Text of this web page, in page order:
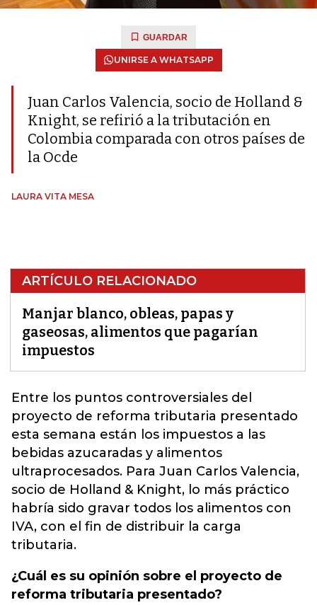
GUARDAR
UNIRSE A WHATSAPP
Juan Carlos Valencia, socio de Holland &
Knight, se refirió a la tributación en
Colombia comparada con otros países de
la Ocde
LAURA VITA MESA
ARTÍCULO RELACIONADO
Manjar blanco, obleas, papas y
gaseosas, alimentos que pagarían
impuestos
Entre los puntos controversiales del
proyecto de reforma tributaria presentado
esta semana están los impuestos a las
bebidas azucaradas y alimentos
ultraprocesados. Para Juan Carlos Valencia,
socio de Holland & Knight, lo más práctico
habría sido gravar todos los alimentos con
IVA, con el fin de distribuir la carga
tributaria.
¿Cuál es su opinión sobre el proyecto de
reforma tributaria presentado?